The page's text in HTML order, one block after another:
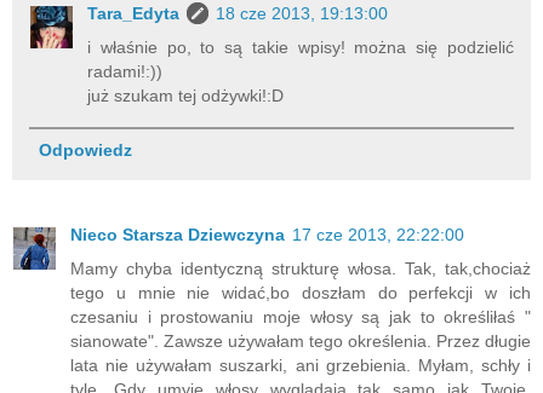
Tara_Edyta
18 cze 2013, 19:13:00
i właśnie po, to są takie wpisy! można się podzielić
radami!:))
już szukam tej odżywki!:D
Odpowiedz
Nieco Starsza Dziewczyna 17 cze 2013, 22:22:00
Mamy chyba identyczną strukturę włosa. Tak, tak,chociaż
tego u mnie nie widać,bo doszłam do perfekcji w ich
czesaniu i prostowaniu moje włosy są jak to określiłaś "
sianowate". Zawsze używałam tego określenia. Przez długie
lata nie używałam suszarki, ani grzebienia. Myłam, schły i